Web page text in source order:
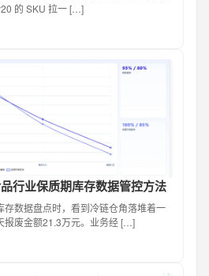
的 SKU 拉一 […]
行业保质期库存数据管控方法
存数据盘点时，看到冷链仓角落堆着一
报废金额21.3万元。业务经 […]